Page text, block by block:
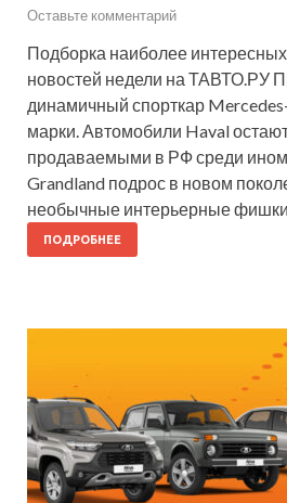
Оставьте комментарий
Подборка наиболее
новостей недели на ТАВТО.РУ
динамичный спорткар
марки. Автомобили Haval
продаваемыми в РФ среди
Grandland подрос в новом
необычные интерьерные
ПОДРОБНЕЕ